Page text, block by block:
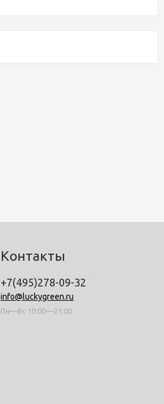
Контакты
+7(495)278-09-32
info@luckygreen.ru
Пн—Вс 10:00—21:00